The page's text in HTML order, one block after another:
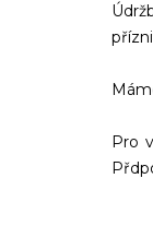
Pro